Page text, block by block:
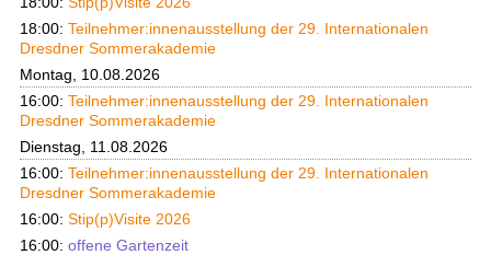
18:00: Teilnehmer:innenausstellung der 29. Internationalen
Dresdner Sommerakademie
Montag, 10.08.2026
16:00: Teilnehmer:innenausstellung der 29. Internationalen
Dresdner Sommerakademie
Dienstag, 11.08.2026
16:00: Teilnehmer:innenausstellung der 29. Internationalen
Dresdner Sommerakademie
16:00: Stip(p)Visite 2026
16:00: offene Gartenzeit